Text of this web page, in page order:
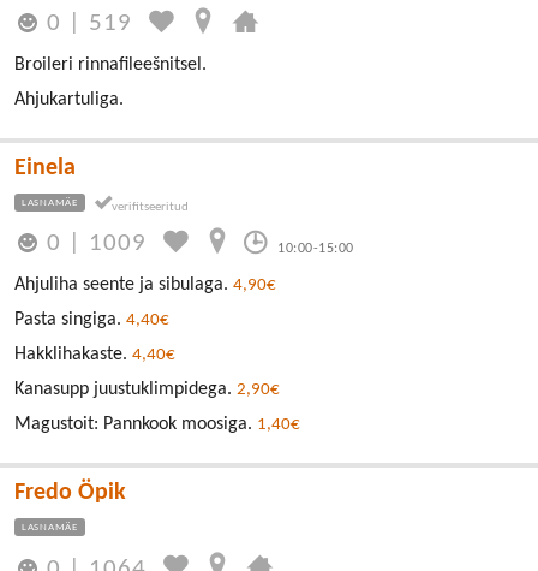
0 519
Broileri rinnafileešnitsel.
Ahjukartuliga.
Einela
LASNAMÄE
0 1009 10:00-15:00
Ahjuliha seente ja sibulaga. 4,90€
Pasta singiga. 4,40€
Hakklihakaste. 4,40€
Kanasupp juustuklimpidega. 2,90€
Magustoit: Pannkook moosiga. 1,40€
Fredo Öpik
LASNAMÄE